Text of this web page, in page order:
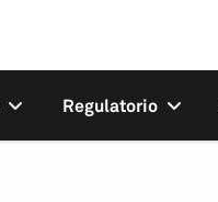
Regulatorio